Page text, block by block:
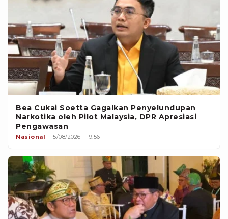
Bea Cukai Soetta Gagalkan Penyelundupan
Narkotika oleh Pilot Malaysia, DPR Apresiasi
Pengawasan
Nasional 5/08/2026 - 19:56